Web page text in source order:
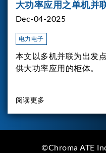
大功率应用之单机并
Dec-04-2025
电力电子
本文以多机并联为出发
供大功率应用的柜体。
阅读更多
©Chroma ATE